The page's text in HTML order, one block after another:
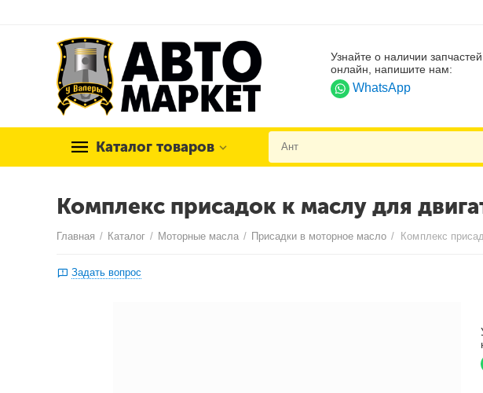
Узнайте о наличии запчастей
онлайн, напишите нам:
WhatsApp
Каталог товаров
Комплекс присадок к маслу для
Главная / Каталог / Моторные масла / Присадки в моторное масло /
Задать вопрос